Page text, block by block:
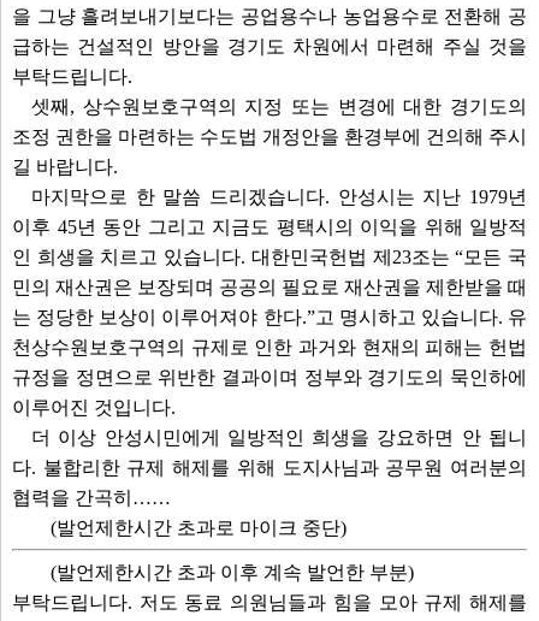
을 그냥 흘려보내기보다는 공업용수나 농업용수로 전환해 공
급하는 건설적인 방안을 경기도 차원에서 마련해 주실 것을
부탁드립니다.
셋째, 상수원보호구역의 지정 또는 변경에 대한 경기도의
조정 권한을 마련하는 수도법 개정안을 환경부에 건의해 주시
길 바랍니다.
마지막으로 한 말씀 드리겠습니다. 안성시는 지난 1979년
이후 45년 동안 그리고 지금도 평택시의 이익을 위해 일방적
인 희생을 치르고 있습니다. 대한민국헌법 제23조는 “모든 국
민의 재산권은 보장되며 공공의 필요로 재산권을 제한받을 때
는 정당한 보상이 이루어져야 한다.”고 명시하고 있습니다. 유
천상수원보호구역의 규제로 인한 과거와 현재의 피해는 헌법
규정을 정면으로 위반한 결과이며 정부와 경기도의 묵인하에
이루어진 것입니다.
더 이상 안성시민에게 일방적인 희생을 강요하면 안 됩니
다. 불합리한 규제 해제를 위해 도지사님과 공무원 여러분의
협력을 간곡히……
(발언제한시간 초과로 마이크 중단)
(발언제한시간 초과 이후 계속 발언한 부분)
부탁드립니다. 저도 동료 의원님들과 힘을 모아 규제 해제를